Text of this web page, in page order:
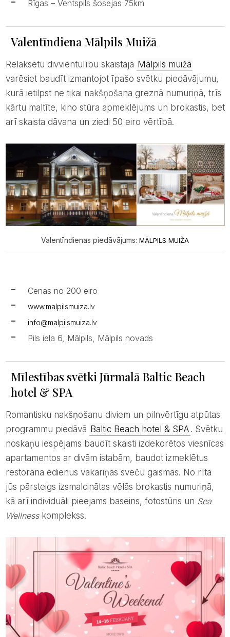
Rīgas – Ventspils šosejas 75km
Valentīndiena Mālpils Muižā
Relaksētu divvientulību skaistajā Mālpils muižā
varēsiet baudīt izmantojot īpašo svētku piedāvājumu,
kurā ietilpst ne tikai nakšņošana greznā numuriņā, trīs
kārtu maltīte, kino stūra apmeklējums un brokastis, bet
arī skaista dāvana un ziedi 50 eiro vērtībā.
Valentīndienas piedāvājums: MĀLPILS MUIŽA
Cenas no 200 eiro
www.malpilsmuiza.lv
info@malpilsmuiza.lv
Pils iela 6, Mālpils, Mālpils novads
Mīlestības svētki Jūrmalā Baltic Beach
hotel & SPA
Romantisku nakšņošanu diviem un pilnvērtīgu atpūtas
programmu piedāvā Baltic Beach hotel & SPA . Svētku
noskaņu iespējams baudīt skaisti izdekorētos viesnīcas
apartamentos ar divām istabām, baudot izmeklētus
restorāna ēdienus vakariņās sveču gaismās. No rīta
jūs pārsteigs izsmalcinātas vēlās brokastis numuriņā,
kā arī individuāli pieejams baseins, fotostūris un Sea
Wellnesskomplekss.